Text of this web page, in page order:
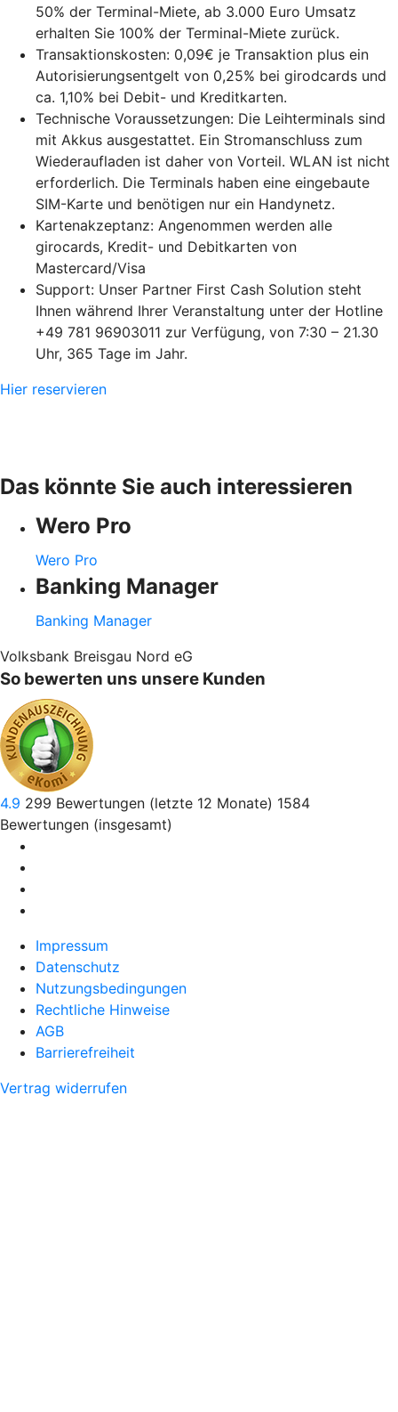
50% der Terminal-Miete, ab 3.000 Euro Umsatz
erhalten Sie 100% der Terminal-Miete zurück.
Transaktionskosten: 0,09€ je Transaktion plus ein
Autorisierungsentgelt von 0,25% bei girodcards und
ca. 1,10% bei Debit- und Kreditkarten.
Technische Voraussetzungen: Die Leihterminals sind
mit Akkus ausgestattet. Ein Stromanschluss zum
Wiederaufladen ist daher von Vorteil. WLAN ist nicht
erforderlich. Die Terminals haben eine eingebaute
SIM-Karte und benötigen nur ein Handynetz.
Kartenakzeptanz: Angenommen werden alle
girocards, Kredit- und Debitkarten von
Mastercard/Visa
Support: Unser Partner First Cash Solution steht
Ihnen während Ihrer Veranstaltung unter der Hotline
+49 781 96903011 zur Verfügung, von 7:30 – 21.30
Uhr, 365 Tage im Jahr.
Hier reservieren
Das könnte Sie auch interessieren
Wero Pro
Wero Pro
Banking Manager
Banking Manager
Volksbank Breisgau Nord eG
So bewerten uns unsere Kunden
4.9 299 Bewertungen (letzte 12 Monate) 1584
Bewertungen (insgesamt)
Impressum
Datenschutz
Nutzungsbedingungen
Rechtliche Hinweise
AGB
Barrierefreiheit
Vertrag widerrufen